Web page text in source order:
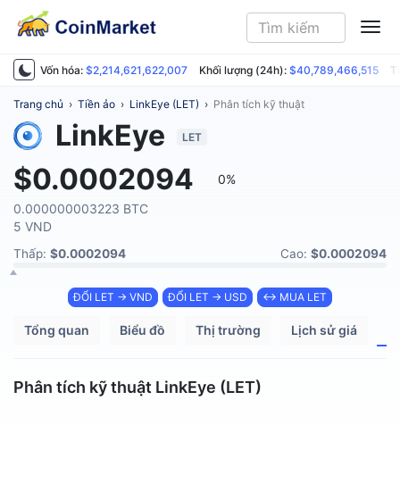
Vốn hóa: $2,214,621,622,007 Khối lượng (24h): $40,789,466,515
Trang chủ › Tiền ảo › LinkEye (LET) › Phân tích kỹ thuật
LinkEye LET
$0.0002094
0%
0.000000003223 BTC
5 VND
Thấp: $0.0002094 Cao: $0.0002094
ĐỔI LET → VND ĐỔI LET → USD ↔ MUA LET
Tổng quan Biểu đồ Thị trường Lịch sử giá
Phân tích kỹ thuật LinkEye (LET)